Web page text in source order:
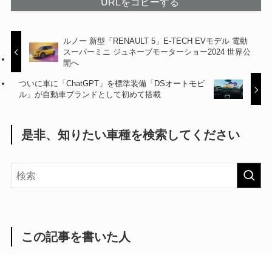
ルノー 新型「RENAULT 5」E-TECH EVモデル 電動
スーパーミニ ジュネーブモーターショー2024 世界公
開へ
ついに車に「ChatGPT」を標準装備「DSオートモビ
ル」が自動車ブランドとして初めて搭載
是非、知りたい車種を検索してください
この記事を書いた人